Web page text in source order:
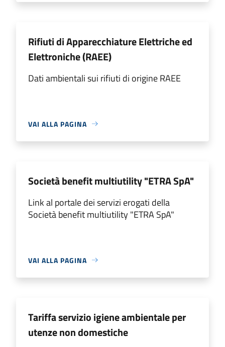
Rifiuti di Apparecchiature Elettriche ed
Elettroniche (RAEE)
Dati ambientali sui rifiuti di origine RAEE
VAI ALLA PAGINA
Società benefit multiutility "ETRA SpA"
Link al portale dei servizi erogati della
Società benefit multiutility "ETRA SpA"
VAI ALLA PAGINA
Tariffa servizio igiene ambientale per
utenze non domestiche